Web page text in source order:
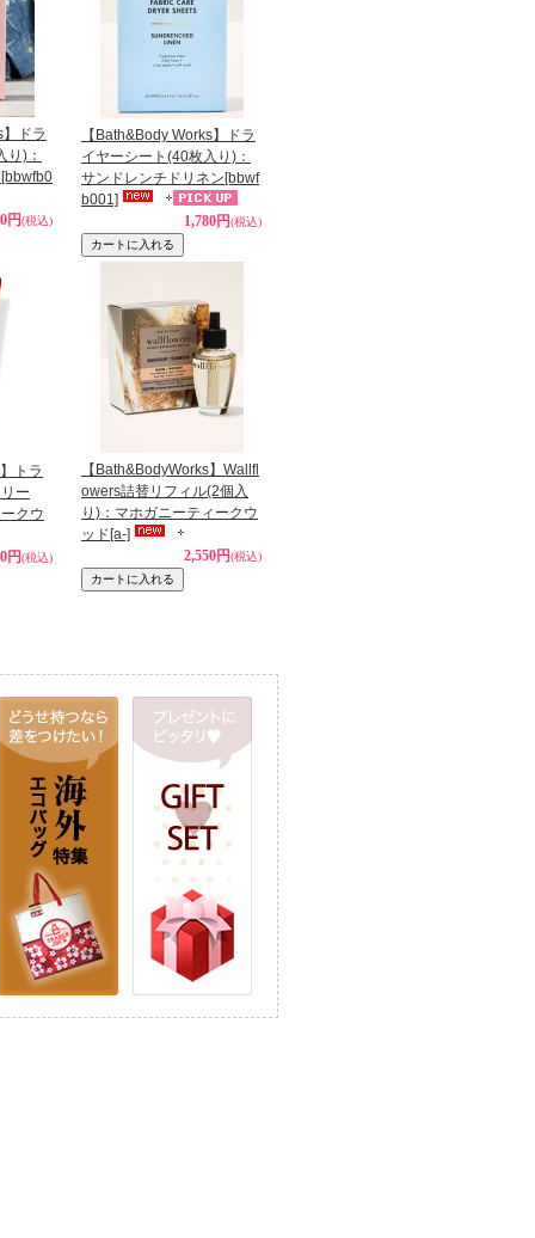
】ドラ
り)：
[bbwfb0
円(税込)
【Bath&Body Works】ドラ
イヤーシート(40枚入り)：
サンドレンチドリネン [bbwf
b001]
1,780円(税込)
トラ
ー
クウ
円(税込)
【Bath&BodyWorks】Wallfl
owers詰替リフィル(2個入
り)：マホガニーティークウ
ッド [a-]
2,550円(税込)